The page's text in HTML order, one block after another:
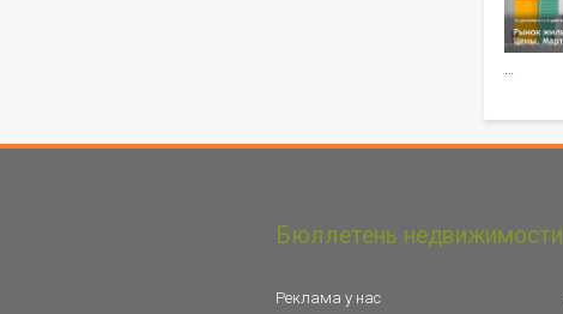
…
Бюллетень недвижимости
Реклама у нас